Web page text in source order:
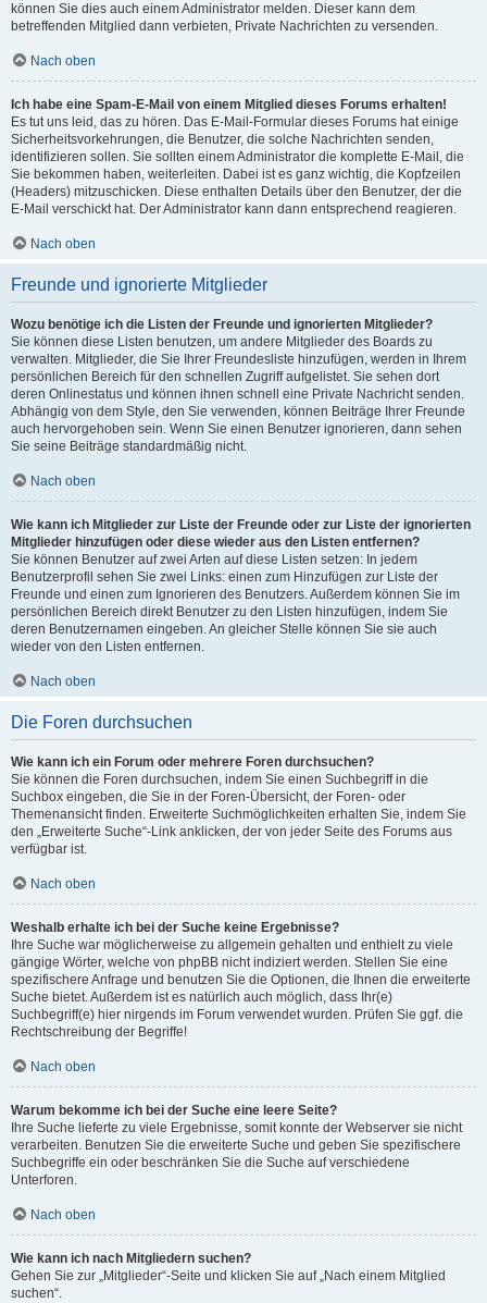
können Sie dies auch einem Administrator melden. Dieser kann dem
betreffenden Mitglied dann verbieten, Private Nachrichten zu versenden.
Nach oben
Ich habe eine Spam-E-Mail von einem Mitglied dieses Forums erhalten!
Es tut uns leid, das zu hören. Das E-Mail-Formular dieses Forums hat einige
Sicherheitsvorkehrungen, die Benutzer, die solche Nachrichten senden,
identifizieren sollen. Sie sollten einem Administrator die komplette E-Mail, die
Sie bekommen haben, weiterleiten. Dabei ist es ganz wichtig, die Kopfzeilen
(Headers) mitzuschicken. Diese enthalten Details über den Benutzer, der die
E-Mail verschickt hat. Der Administrator kann dann entsprechend reagieren.
Nach oben
Freunde und ignorierte Mitglieder
Wozu benötige ich die Listen der Freunde und ignorierten Mitglieder?
Sie können diese Listen benutzen, um andere Mitglieder des Boards zu
verwalten. Mitglieder, die Sie Ihrer Freundesliste hinzufügen, werden in Ihrem
persönlichen Bereich für den schnellen Zugriff aufgelistet. Sie sehen dort
deren Onlinestatus und können ihnen schnell eine Private Nachricht senden.
Abhängig von dem Style, den Sie verwenden, können Beiträge Ihrer Freunde
auch hervorgehoben sein. Wenn Sie einen Benutzer ignorieren, dann sehen
Sie seine Beiträge standardmäßig nicht.
Nach oben
Wie kann ich Mitglieder zur Liste der Freunde oder zur Liste der ignorierten
Mitglieder hinzufügen oder diese wieder aus den Listen entfernen?
Sie können Benutzer auf zwei Arten auf diese Listen setzen: In jedem
Benutzerprofil sehen Sie zwei Links: einen zum Hinzufügen zur Liste der
Freunde und einen zum Ignorieren des Benutzers. Außerdem können Sie im
persönlichen Bereich direkt Benutzer zu den Listen hinzufügen, indem Sie
deren Benutzernamen eingeben. An gleicher Stelle können Sie sie auch
wieder von den Listen entfernen.
Nach oben
Die Foren durchsuchen
Wie kann ich ein Forum oder mehrere Foren durchsuchen?
Sie können die Foren durchsuchen, indem Sie einen Suchbegriff in die
Suchbox eingeben, die Sie in der Foren-Übersicht, der Foren- oder
Themenansicht finden. Erweiterte Suchmöglichkeiten erhalten Sie, indem Sie
den „Erweiterte Suche“-Link anklicken, der von jeder Seite des Forums aus
verfügbar ist.
Nach oben
Weshalb erhalte ich bei der Suche keine Ergebnisse?
Ihre Suche war möglicherweise zu allgemein gehalten und enthielt zu viele
gängige Wörter, welche von phpBB nicht indiziert werden. Stellen Sie eine
spezifischere Anfrage und benutzen Sie die Optionen, die Ihnen die erweiterte
Suche bietet. Außerdem ist es natürlich auch möglich, dass Ihr(e)
Suchbegriff(e) hier nirgends im Forum verwendet wurden. Prüfen Sie ggf. die
Rechtschreibung der Begriffe!
Nach oben
Warum bekomme ich bei der Suche eine leere Seite?
Ihre Suche lieferte zu viele Ergebnisse, somit konnte der Webserver sie nicht
verarbeiten. Benutzen Sie die erweiterte Suche und geben Sie spezifischere
Suchbegriffe ein oder beschränken Sie die Suche auf verschiedene
Unterforen.
Nach oben
Wie kann ich nach Mitgliedern suchen?
Gehen Sie zur „Mitglieder“-Seite und klicken Sie auf „Nach einem Mitglied
suchen“.